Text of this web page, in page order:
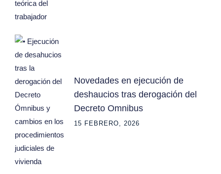
Novedades en ejecución de
deshaucios tras derogación del
Decreto Omnibus
15 FEBRERO, 2026